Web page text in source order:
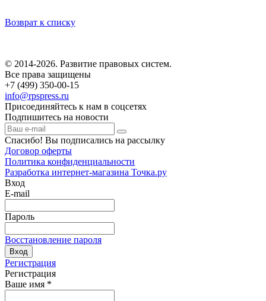
Возврат к списку
© 2014-2026. Развитие правовых систем.
Все права защищены
+7 (499) 350-00-15
info@rpspress.ru
Присоединяйтесь к нам в соцсетях
Подпишитесь на новости
Спасибо! Вы подписались на рассылку
Договор оферты
Политика конфиденциальности
Разработка интернет-магазина Точка.ру
Вход
E-mail
Пароль
Восстановление пароля
Вход
Регистрация
Регистрация
Ваше имя *